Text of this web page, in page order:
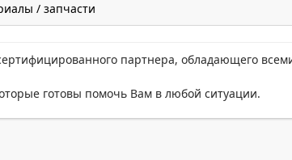
/ запчасти
партнера, обладающего
готовы помочь Вам в любой ситуации.